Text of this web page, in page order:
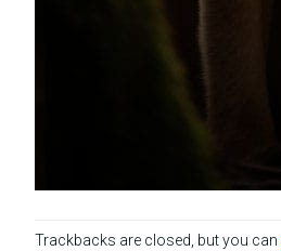
Trackbacks are closed, but you can